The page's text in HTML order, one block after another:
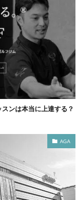
ンは本当に上達する？
AGA